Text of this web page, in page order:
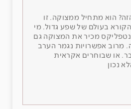
הוא מתחיל ממצוקה. זו
בעולם של שפע גדול. מי
נטפליקס מכיר את המצוקה גם
מרוב אפשרויות נגמר הערב
או שבוחרים אקראית
נכון